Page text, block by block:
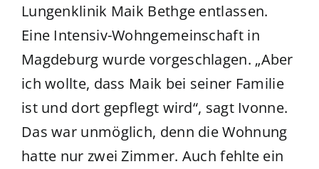
Lungenklinik Maik Bethge entlassen.
Eine Intensiv-Wohngemeinschaft in
Magdeburg wurde vorgeschlagen. „Aber
ich wollte, dass Maik bei seiner Familie
ist und dort gepflegt wird“, sagt Ivonne.
Das war unmöglich, denn die Wohnung
hatte nur zwei Zimmer. Auch fehlte ein